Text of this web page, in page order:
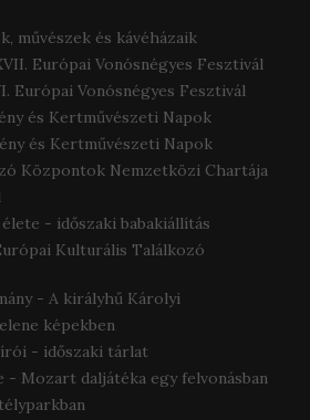
művészek és kávéházaik
Európai Vonósnégyes Fesztivál
Európai Vonósnégyes Fesztivál
és Kertművészeti Napok
és Kertművészeti Napok
Központok Nemzetközi Chartája
- időszaki babakiállítás
Kulturális Találkozó
- A királyhű Károlyi
képekben
- időszaki tárlat
- Mozart daljátéka egy felvonásban